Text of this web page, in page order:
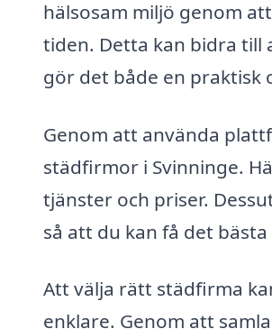
hälsosam miljö genom
tiden. Detta kan bidra till
gör det både en praktisk
Genom att använda
städfirmor i Svinninge.
tjänster och priser.
så att du kan få det
Att välja rätt städfirma
enklare. Genom att